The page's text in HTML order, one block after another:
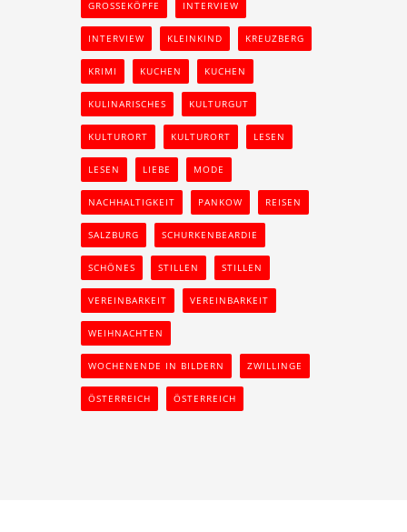
GROSSEKÖPFE INTERVIEW
INTERVIEW KLEINKIND KREUZBERG
KRIMI KUCHEN KUCHEN
KULINARISCHES KULTURGUT
KULTURORT KULTURORT LESEN
LESEN LIEBE MODE
NACHHALTIGKEIT PANKOW REISEN
SALZBURG SCHURKENBEARDIE
SCHÖNES STILLEN STILLEN
VEREINBARKEIT VEREINBARKEIT
WEIHNACHTEN
WOCHENENDE IN BILDERN ZWILLINGE
ÖSTERREICH ÖSTERREICH